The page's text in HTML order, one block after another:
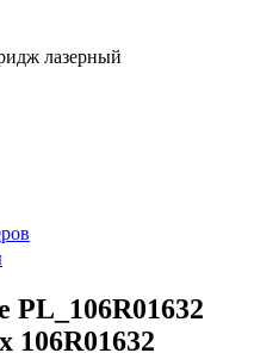
лазерный
106R01632